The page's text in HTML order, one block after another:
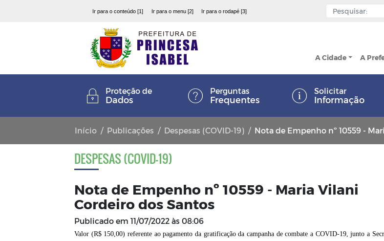
Ir para o conteúdo [1] Ir para o menu [2] Ir para o rodapé [3]
A Cidade A
Proteção de
Dados
Perguntas
Frequentes
Solicitar
Informação
Início Publicações Despesas (COVID-19) Nota de Empenho nº 10559 -
DESPESAS (COVID-19)
Nota de Empenho nº 10559 - Maria Vilani
Cordeiro dos Santos
Publicado em 11/07/2022 às 08:06
Valor (R$ 150,00) referente ao pagamento da gratificação da campanha de combate a COVID-19,junto a